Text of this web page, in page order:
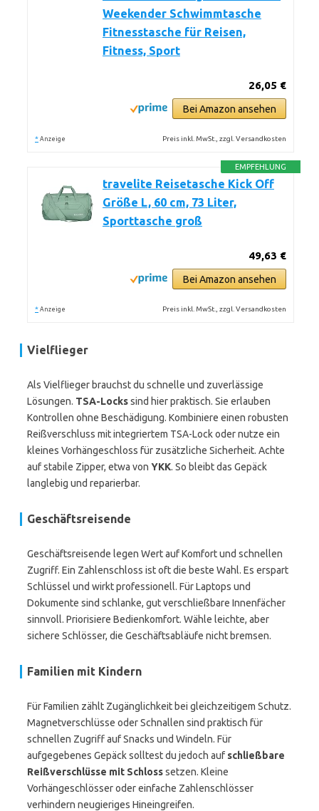
Weekender Schwimmtasche
Fitnesstasche für Reisen,
Fitness, Sport
26,05 €
Bei Amazon ansehen
* Anzeige Preis inkl. MwSt., zzgl. Versandkosten
EMPFEHLUNG
travelite Reisetasche Kick Off
Größe L, 60 cm, 73 Liter,
Sporttasche groß
49,63 €
Bei Amazon ansehen
* Anzeige Preis inkl. MwSt., zzgl. Versandkosten
Vielflieger
Als Vielflieger brauchst du schnelle und zuverlässige
Lösungen. TSA-Lockssind hier praktisch. Sie erlauben
Kontrollen ohne Beschädigung. Kombiniere einen robusten
Reißverschluss mit integriertem TSA-Lock oder nutze ein
kleines Vorhängeschloss für zusätzliche Sicherheit. Achte
auf stabile Zipper, etwa von YKK. So bleibt das Gepäck
langlebig und reparierbar.
Geschäftsreisende
Geschäftsreisende legen Wert auf Komfort und schnellen
Zugriff. Ein Zahlenschloss ist oft die beste Wahl. Es erspart
Schlüssel und wirkt professionell. Für Laptops und
Dokumente sind schlanke, gut verschließbare Innenfächer
sinnvoll. Priorisiere Bedienkomfort. Wähle leichte, aber
sichere Schlösser, die Geschäftsabläufe nicht bremsen.
Familien mit Kindern
Für Familien zählt Zugänglichkeit bei gleichzeitigem Schutz.
Magnetverschlüsse oder Schnallen sind praktisch für
schnellen Zugriff auf Snacks und Windeln. Für
aufgegebenes Gepäck solltest du jedoch auf schließbare
Reißverschlüsse mit Schlosssetzen. Kleine
Vorhängeschlösser oder einfache Zahlenschlösser
verhindern neugieriges Hineingreifen.